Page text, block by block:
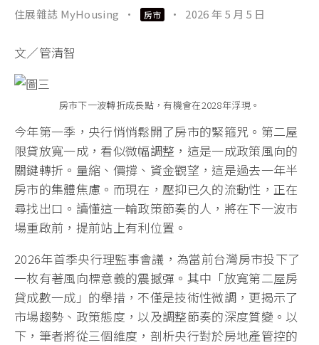
住展雜誌 MyHousing · 房市 · 2026 年 5 月 5 日
文／管清智
房市下一波轉折成長點，有機會在2028年浮現。
今年第一季，央行悄悄鬆開了房市的緊箍咒。第二屋
限貸放寬一成，看似微幅調整，這是一成政策風向的
關鍵轉折。量縮、價撐、資金觀望，這是過去一年半
房市的集體焦慮。而現在，壓抑已久的流動性，正在
尋找出口。讀懂這一輪政策節奏的人，將在下一波市
場重啟前，提前站上有利位置。
2026年首季央行理監事會議，為當前台灣房市投下了
一枚有著風向標意義的震撼彈。其中「放寬第二屋房
貸成數一成」的舉措，不僅是技術性微調，更揭示了
市場趨勢、政策態度，以及調整節奏的深度質變。以
下，筆者將從三個維度，剖析央行對於房地產管控的